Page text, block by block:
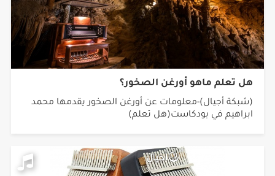
هل تعلم ماهو أورغن الصخور؟
(شبكة أجيال)-معلومات عن أورغن الصخور يقدمها محمد
ابراهيم في بودكاست(هل تعلم)